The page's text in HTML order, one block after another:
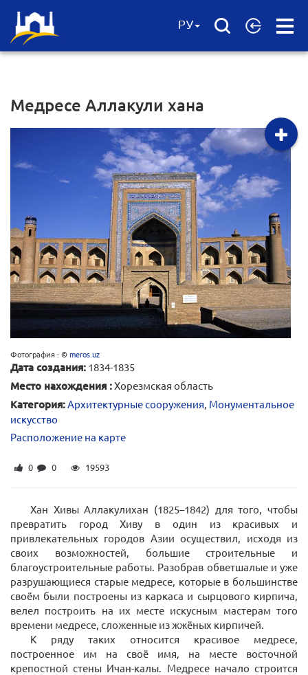
Open
РУ
Медресе Аллакули хана
Фотография : ©meros.uz
Дата создания: 1834-1835
Место нахождения :Хорезмская область
Категория:Архитектурные сооружения, Монументальное
искусство
Расположение на карте
0 0 19593
Хан Хивы Аллакулихан (1825–1842) для того, чтобы
превратить город Хиву в один из красивых и
привлекательных городов Азии осуществил, исходя из
своих возможностей, большие строительные и
благоустроительные работы. Разобрав обветшалые и уже
разрушающиеся старые медресе, которые в большинстве
своём были построены из каркаса и сырцового кирпича,
велел построить на их месте искусным мастерам того
времени медресе, сложенные из жжёных кирпичей.
К ряду таких относится красивое медресе,
построенное им на своё имя, на месте восточной
крепостной стены Ичан-калы. Медресе начало строится